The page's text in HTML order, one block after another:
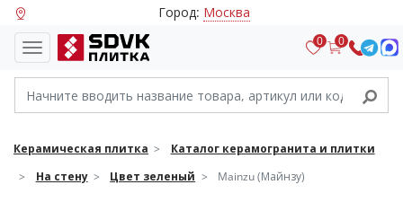
Город: Москва
0 0
Керамическая плитка
Каталог керамогранита и плитки
На стену
Цвет зеленый Mainzu (Майнзу)